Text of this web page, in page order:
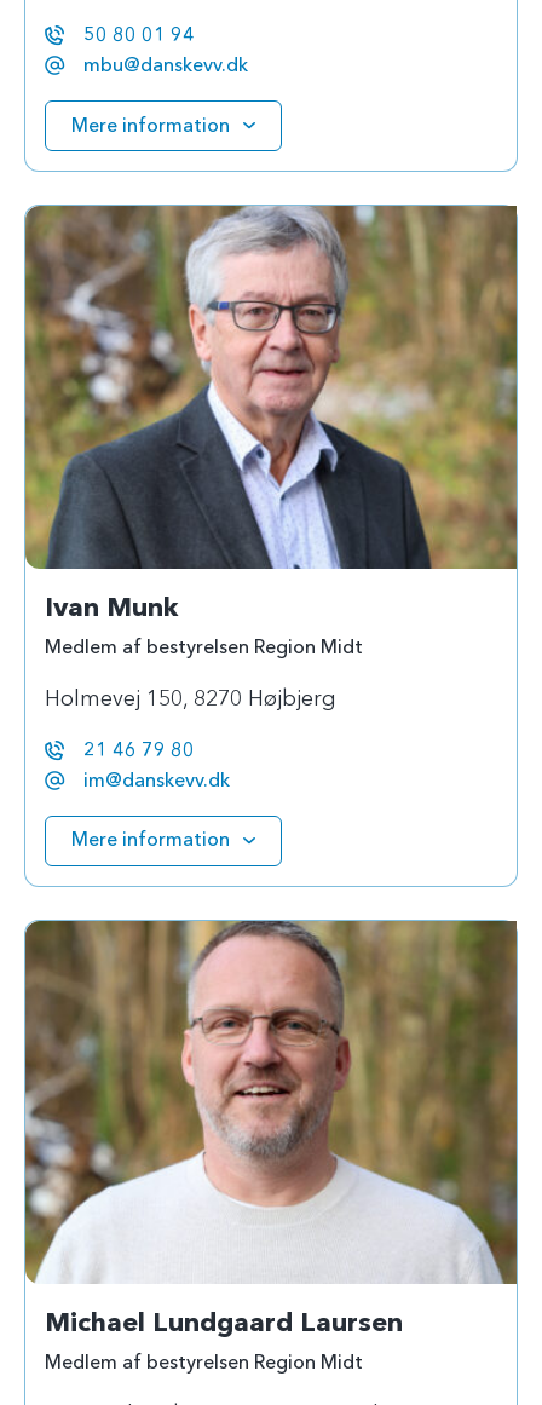
50 80 01 94
mbu@danskevv.dk
Mere information
Ivan Munk
Medlem af bestyrelsen Region Midt
Holmevej 150, 8270 Højbjerg
21 46 79 80
im@danskevv.dk
Mere information
Michael Lundgaard Laursen
Medlem af bestyrelsen Region Midt